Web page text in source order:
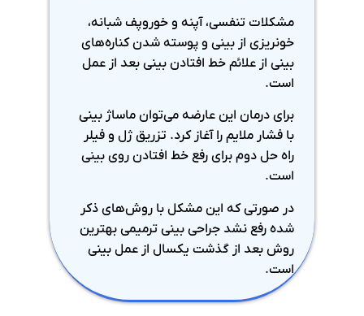
مشکلات تنفسی، آپنه و خوروپف شبانه،
خونریزی از بینی و پوسته شدن کناره‌های
بینی از علائم خط افتادن بینی بعد از عمل
است.
برای درمان این عارضه می‌توان ماساژ بینی
با فشار ملایم را آغاز کرد. تزریق ژل و فیلر
راه حل دوم برای رفع خط افتادن روی بینی
است.
در صورتی که این مشکل با روش‌های ذکر
شده رفع نشد جراحی بینی ترمیمی بهترین
روش بعد از گذشت یکسال از عمل بینی
است.